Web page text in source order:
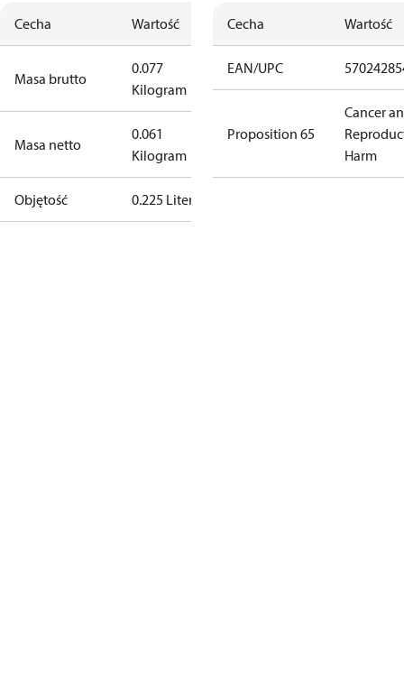
Cecha Wartość
Masa brutto
0.077
Kilogram
Masa netto
0.061
Kilogram
Objętość 0.225 Liter
Cecha Wartość
EAN/UPC
Proposition 65
Cancer
Harm